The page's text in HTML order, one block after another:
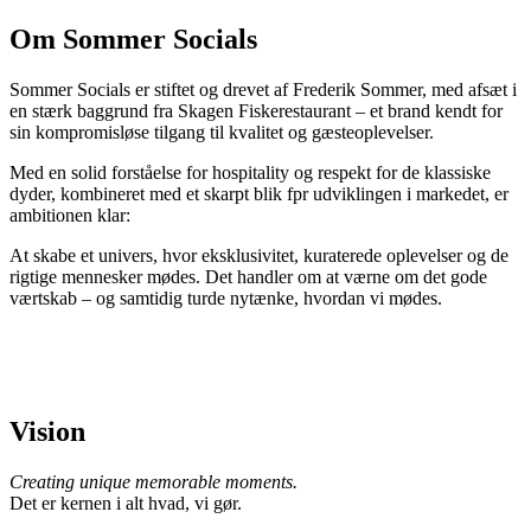
Om Sommer Socials
Sommer Socials er stiftet og drevet af Frederik Sommer, med afsæt i
en stærk baggrund fra Skagen Fiskerestaurant – et brand kendt for
sin kompromisløse tilgang til kvalitet og gæsteoplevelser.
Med en solid forståelse for hospitality og respekt for de klassiske
dyder, kombineret med et skarpt blik fpr udviklingen i markedet, er
ambitionen klar:
At skabe et univers, hvor eksklusivitet, kuraterede oplevelser og de
rigtige mennesker mødes. Det handler om at værne om det gode
værtskab – og samtidig turde nytænke, hvordan vi mødes.
Vision
Creating unique memorable moments.
Det er kernen i alt hvad, vi gør.